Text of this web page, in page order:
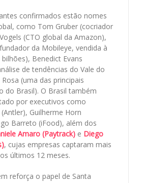
confirmados estão nomes
como Tom Gruber (cocriador
(CTO global da Amazon),
da Mobileye, vendida à
Benedict Evans
de tendências do Vale do
Rosa (uma das principais
do Brasil). O Brasil também
por executivos como
Guilherme Horn
Barreto (iFood), além dos
Amaro (Paytrack) e Diego
, cujas empresas captaram mais
últimos 12 meses.
reforça o papel de Santa